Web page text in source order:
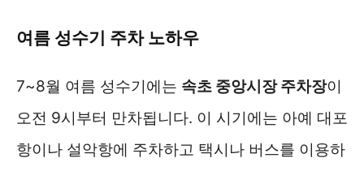
여름 성수기 주차 노하우
7~8월 여름 성수기에는 속초 중앙시장 주차장이
오전 9시부터 만차됩니다. 이 시기에는 아예 대포
항이나 설악항에 주차하고 택시나 버스를 이용하